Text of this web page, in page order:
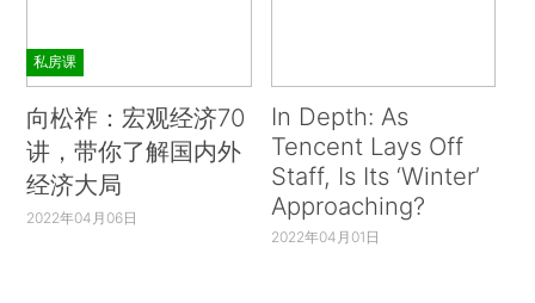
私房课
向松祚：宏观经济70
讲，带你了解国内外
经济大局
2022年04月06日
In Depth: As
Tencent Lays Off
Staff, Is Its ‘Winter’
Approaching?
2022年04月01日